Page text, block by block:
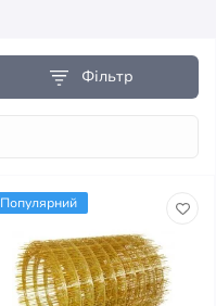
Фільтр
Популярний